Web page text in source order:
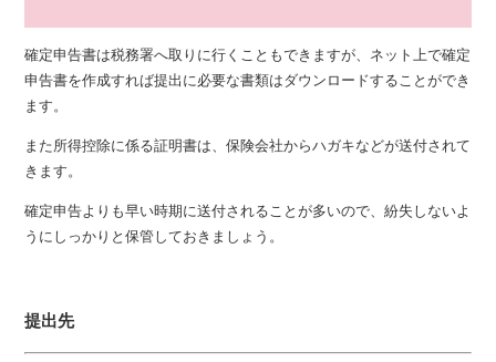
確定申告書は税務署へ取りに行くこともできますが、ネット上で確定
申告書を作成すれば提出に必要な書類はダウンロードすることができ
ます。
また所得控除に係る証明書は、保険会社からハガキなどが送付されて
きます。
確定申告よりも早い時期に送付されることが多いので、紛失しないよ
うにしっかりと保管しておきましょう。
提出先